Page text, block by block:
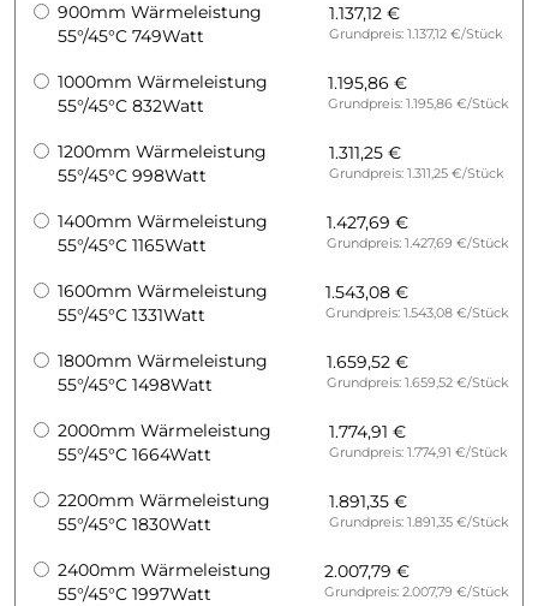
900mm Wärmeleistung
55°/45°C 749Watt
1.137,12 €
Grundpreis: 1.137,12 €/Stück
1000mm Wärmeleistung
55°/45°C 832Watt
1.195,86 €
Grundpreis: 1.195,86 €/Stück
1200mm Wärmeleistung
55°/45°C 998Watt
1.311,25 €
Grundpreis: 1.311,25 €/Stück
1400mm Wärmeleistung
55°/45°C 1165Watt
1.427,69 €
Grundpreis: 1.427,69 €/Stück
1600mm Wärmeleistung
55°/45°C 1331Watt
1.543,08 €
Grundpreis: 1.543,08 €/Stück
1800mm Wärmeleistung
55°/45°C 1498Watt
1.659,52 €
Grundpreis: 1.659,52 €/Stück
2000mm Wärmeleistung
55°/45°C 1664Watt
1.774,91 €
Grundpreis: 1.774,91 €/Stück
2200mm Wärmeleistung
55°/45°C 1830Watt
1.891,35 €
Grundpreis: 1.891,35 €/Stück
2400mm Wärmeleistung
55°/45°C 1997Watt
2.007,79 €
Grundpreis: 2.007,79 €/Stück